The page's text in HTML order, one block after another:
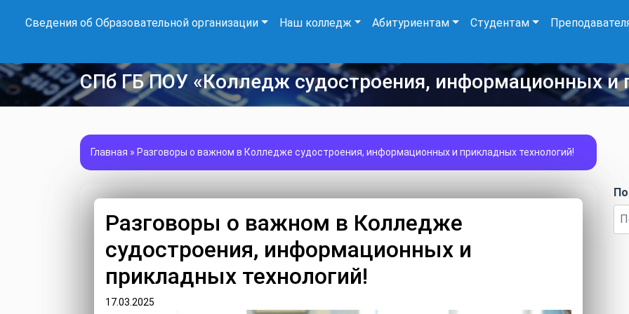
Сведения об Образовательной организации Наш колледж Абитуриентам Студентам
СПб ГБ ПОУ «Колледж судостроения, информационных и
Главная » Разговоры о важном в Колледже судостроения, информационных и прикладных технологий!
Разговоры о важном в Колледже
судостроения, информационных и
прикладных технологий!
17.03.2025